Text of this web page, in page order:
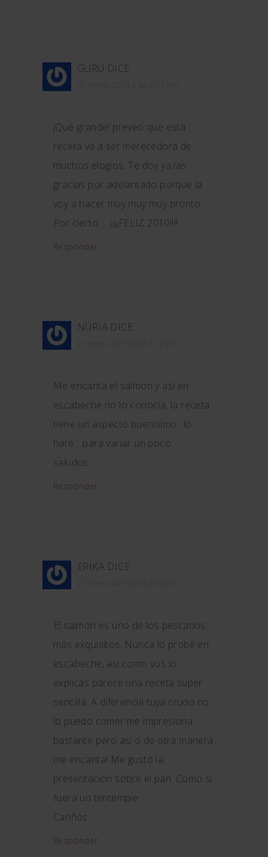
GURU DICE
¡Qué grande! preveo que esta
receta va a ser merecedora de
muchos elogios. Te doy ya las
gracias por adelantado porque la
voy a hacer muy muy muy pronto.
Por cierto … ¡¡¡¡FELIZ 2010!!!!
Responder
NÚRIA DICE
Me encanta el salmón y así en
escabeche no lo conocía, la receta
tiene un aspecto buenísimo…lo
haré….para variar un poco.
saludos
Responder
ERIKA DICE
El salmón es uno de los pescados
más exquisitos. Nunca lo probé en
escabeche, asi como vos lo
explicás parece una receta super
sencilla. A diferencia tuya crudo no
lo puedo comer me impresiona
bastante pero así o de otra manera
me encanta! Me gustó la
presentación sobre el pan. Como si
fuera un tentempie
Cariños
Responder